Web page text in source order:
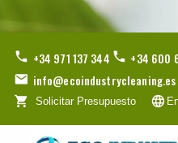
+34 971 137 344
+34 600
info@ecoindustrycleaning.es
Solicitar Presupuesto